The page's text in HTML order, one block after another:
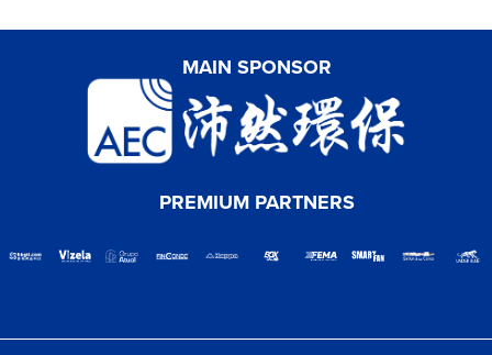
MAIN SPONSOR
PREMIUM PARTNERS